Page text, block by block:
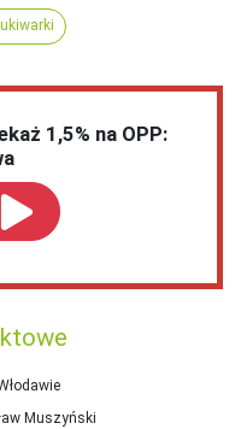
1,5% na OPP:
Muszyński